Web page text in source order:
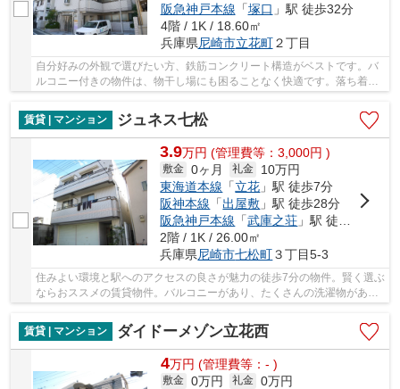
阪急神戸本線 「塚口 」駅 徒歩32分
4階 / 1K / 18.60㎡
兵庫県尼崎市立花町２丁目
自分好みの外観で選びたい方、鉄筋コンクリート構造がベストです。バ
ルコニー付きの物件は、物干し場にも困ることなく快適です。落ち着き
賃貸 | マンション
ジュネス七松
3.9万円 (管理費等：3,000円 )
敷金 0ヶ月 礼金
10万円
東海道本線 「立花 」駅 徒歩7分
阪神本線 「出屋敷 」駅 徒歩28分
阪急神戸本線 「武庫之荘 」駅 徒歩30分
2階 / 1K / 26.00㎡
兵庫県尼崎市七松町３丁目5-3
住みよい環境と駅へのアクセスの良さが魅力の徒歩7分の物件。賢く選ぶ
ならおススメの賃貸物件。バルコニーがあり、たくさんの洗濯物があっ
ても大丈夫です。この物件は窓からの陽当りも...
賃貸 | マンション
ダイドーメゾン立花西
4万円 (管理費等：- )
敷金 0万円 礼金 0万円